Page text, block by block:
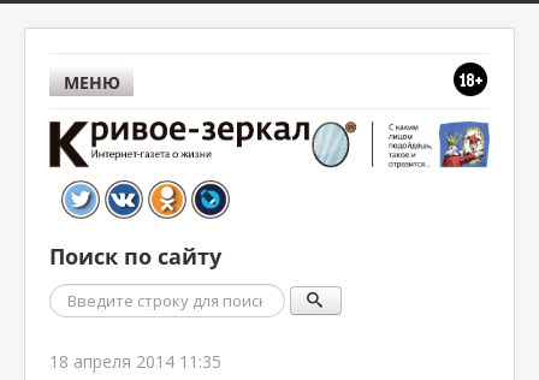
МЕНЮ
Поиск по сайту
Поиск
18 апреля 2014 11:35